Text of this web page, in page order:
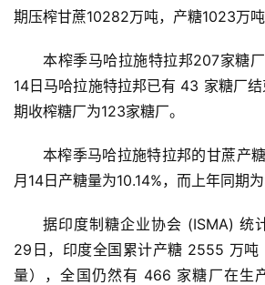
期压榨甘蔗10282万吨，产糖1023万吨
本榨季马哈拉施特拉邦207家糖
14日马哈拉施特拉邦已有 43 家糖厂
期收榨糖厂为123家糖厂。
本榨季马哈拉施特拉邦的甘蔗产
月14日产糖量为10.14%，而上年同期为
据印度制糖企业协会 (ISMA) 统
29日，印度全国累计产糖 2555 万吨
量），全国仍然有 466 家糖厂在生